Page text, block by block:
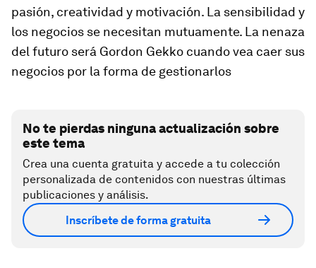
pasión, creatividad y motivación. La sensibilidad y
los negocios se necesitan mutuamente. La nenaza
del futuro será Gordon Gekko cuando vea caer sus
negocios por la forma de gestionarlos
No te pierdas ninguna actualización sobre
este tema
Crea una cuenta gratuita y accede a tu colección
personalizada de contenidos con nuestras últimas
publicaciones y análisis.
Inscríbete de forma gratuita